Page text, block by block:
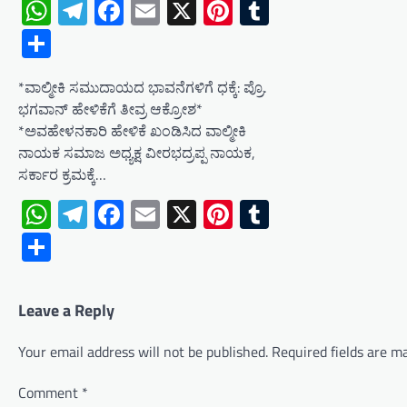
WhatsApp
Telegram
Facebook
Email
X Pinterest
*ವಾಲ್ಮೀಕಿ ಸಮುದಾಯದ ಭಾವನೆಗಳಿಗೆ ಧಕ್ಕೆ: ಪ್ರೊ.
ಭಗವಾನ್ ಹೇಳಿಕೆಗೆ ತೀವ್ರ ಆಕ್ರೋಶ*
*ಅವಹೇಳನಕಾರಿ ಹೇಳಿಕೆ ಖಂಡಿಸಿದ ವಾಲ್ಮೀಕಿ
ನಾಯಕ ಸಮಾಜ ಅಧ್ಯಕ್ಷ ವೀರಭದ್ರಪ್ಪ ನಾಯಕ,
ಸರ್ಕಾರ ಕ್ರಮಕ್ಕೆ…
WhatsApp
Telegram
Facebook
Email
X Pinterest
Leave a Reply
Your email address will not be published. Required fields are
Comment *